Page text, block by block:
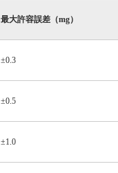
最大許容誤差（mg）
±0.3
±0.5
±1.0